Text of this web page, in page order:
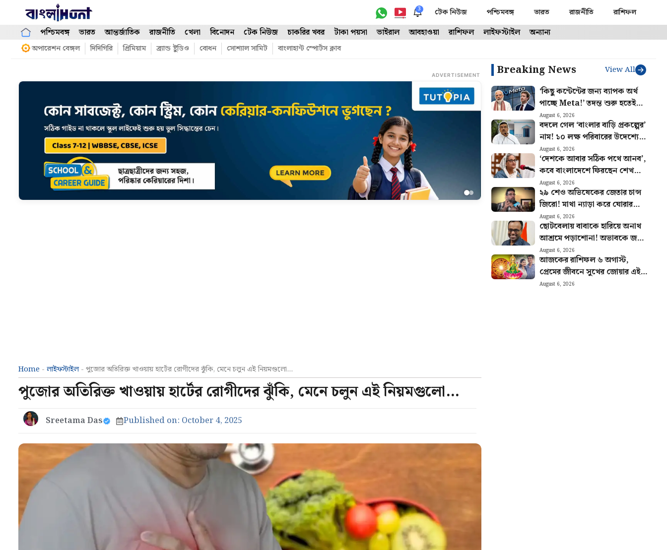
content
3 টেক নিউজ পশ্চিমবঙ্গ ভারত রাজনীতি রাশিফল
পশ্চিমবঙ্গ ভারত আন্তর্জাতিক রাজনীতি খেলা বিনোদন টেক নিউজ চাকরির খবর টাকা পয়সা ভাইরাল আবহাওয়া রাশিফল লাইফস্টাইল অন্যান্য
অপারেশন বেঙ্গল দিদিগিরি প্রিমিয়াম ব্র্যান্ড ষ্টুডিও বোধন সোশ্যাল সামিট বাংলাহান্ট স্পোর্টস ক্লাব
ADVERTISEMENT
Home - লাইফস্টাইল- পুজোর অতিরিক্ত খাওয়ায় হার্টের রোগীদের ঝুঁকি, মেনে চলুন এই নিয়মগুলো…
পুজোর অতিরিক্ত খাওয়ায় হার্টের রোগীদের ঝুঁকি, মেনে চলুন এই নিয়মগুলো…
Sreetama Das Published on: October 4, 2025
Breaking News View All
‘কিছু কন্টেন্টের জন্য ব্যাপক অর্থ
পাচ্ছে Meta!’ তদন্ত শুরু হতেই
প্রকাশে বড় তথ্য
August 6, 2026
বদলে গেল ‘বাংলার বাড়ি প্রকল্পের’
নাম! ১০ লক্ষ পরিবারের উদেশ্যে
বড় ঘোষণা শুভেন্দুর
August 6, 2026
‘দেশকে আবার সঠিক পথে আনব’,
কবে বাংলাদেশে ফিরছেন শেখ
হাসিনা? জানালেন দিল্লি থেকে
August 6, 2026
২৯ শেও অভিষেকের জেতার চান্স
জিরো! মাথা ন্যাড়া করে ঘোরার
চ্যালেঞ্জ ঋজুর
August 6, 2026
ছোটবেলায় বাবাকে হারিয়ে অনাথ
আশ্রমে পড়াশোনা! অভাবকে জয়
করে IAS অফিসার হয়ে নজির
আব্দুলের
August 6, 2026
আজকের রাশিফল ৬ অগাস্ট,
প্রেমের জীবনে সুখের জোয়ার এই
চার রাশির
August 6, 2026